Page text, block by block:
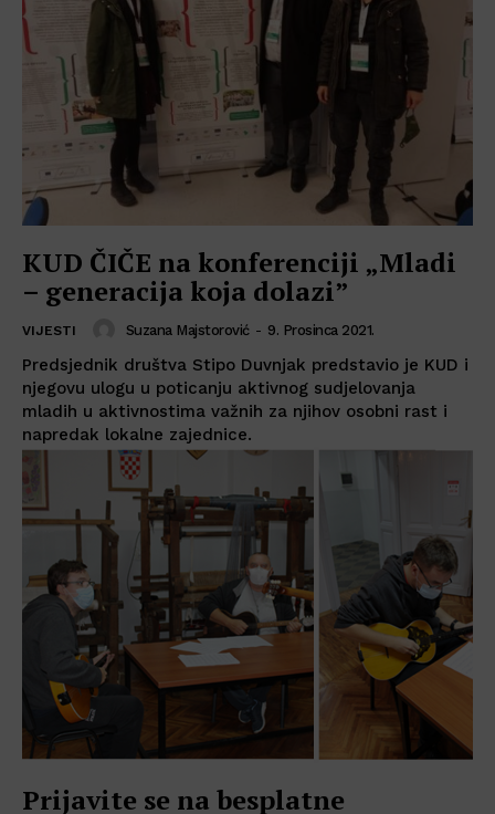
KUD ČIČE na konferenciji „Mladi
– generacija koja dolazi”
VIJESTI Suzana Majstorović - 9. Prosinca 2021.
Predsjednik društva Stipo Duvnjak predstavio je KUD i
njegovu ulogu u poticanju aktivnog sudjelovanja
mladih u aktivnostima važnih za njihov osobni rast i
napredak lokalne zajednice.
Prijavite se na besplatne